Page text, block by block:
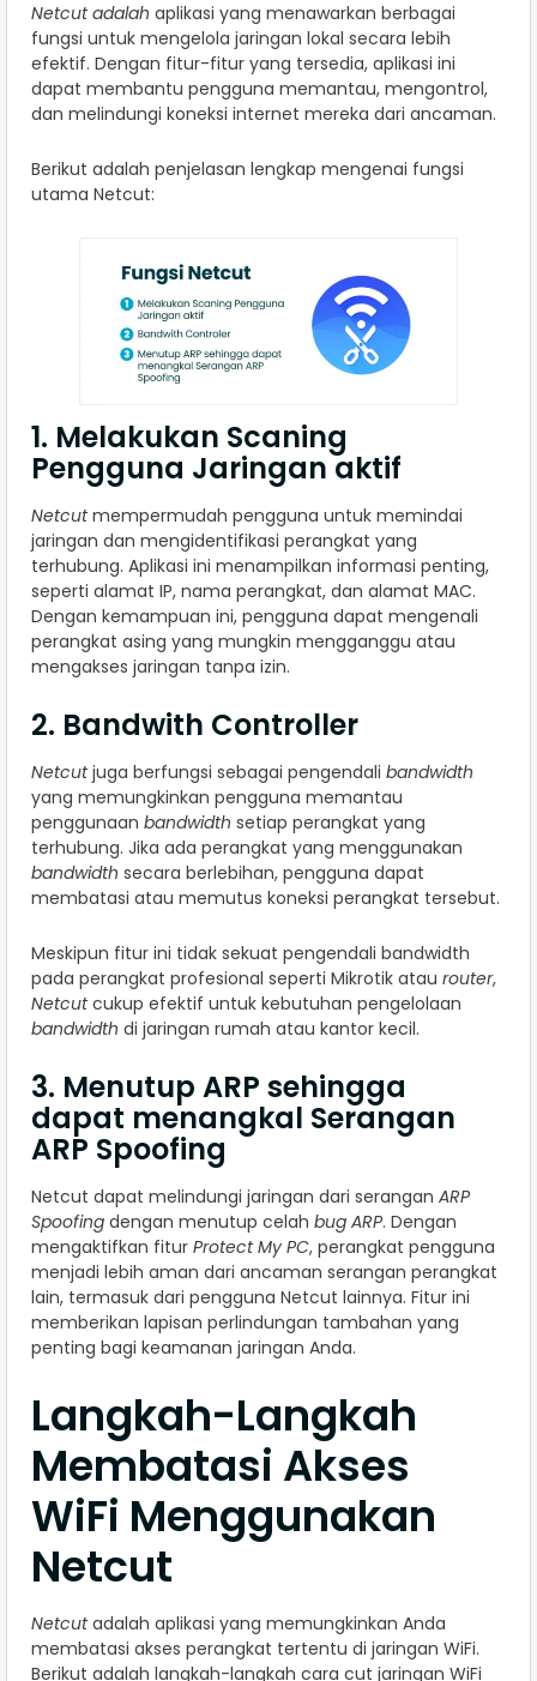
Netcut adalah aplikasi yang menawarkan berbagai
fungsi untuk mengelola jaringan lokal secara lebih
efektif. Dengan fitur-fitur yang tersedia, aplikasi ini
dapat membantu pengguna memantau, mengontrol,
dan melindungi koneksi internet mereka dari ancaman.
Berikut adalah penjelasan lengkap mengenai fungsi
utama Netcut:
1. Melakukan Scaning
Pengguna Jaringan aktif
Netcutmempermudah pengguna untuk memindai
jaringan dan mengidentifikasi perangkat yang
terhubung. Aplikasi ini menampilkan informasi penting,
seperti alamat IP, nama perangkat, dan alamat MAC.
Dengan kemampuan ini, pengguna dapat mengenali
perangkat asing yang mungkin mengganggu atau
mengakses jaringan tanpa izin.
2. Bandwith Controller
Netcutjuga berfungsi sebagai pengendali bandwidth
yang memungkinkan pengguna memantau
penggunaan bandwidth setiap perangkat yang
terhubung. Jika ada perangkat yang menggunakan
bandwidth secara berlebihan, pengguna dapat
membatasi atau memutus koneksi perangkat tersebut.
Meskipun fitur ini tidak sekuat pengendali bandwidth
pada perangkat profesional seperti Mikrotik atau router,
Netcutcukup efektif untuk kebutuhan pengelolaan
bandwidth di jaringan rumah atau kantor kecil.
3. Menutup ARP sehingga
dapat menangkal Serangan
ARP Spoofing
Netcut dapat melindungi jaringan dari serangan ARP
Spoofing dengan menutup celah bug ARP. Dengan
mengaktifkan fitur Protect My PC, perangkat pengguna
menjadi lebih aman dari ancaman serangan perangkat
lain, termasuk dari pengguna Netcut lainnya. Fitur ini
memberikan lapisan perlindungan tambahan yang
penting bagi keamanan jaringan Anda.
Langkah-Langkah
Membatasi Akses
WiFi Menggunakan
Netcut
Netcutadalah aplikasi yang memungkinkan Anda
membatasi akses perangkat tertentu di jaringan WiFi.
Berikut adalah langkah-langkah cara cut jaringan WiFi